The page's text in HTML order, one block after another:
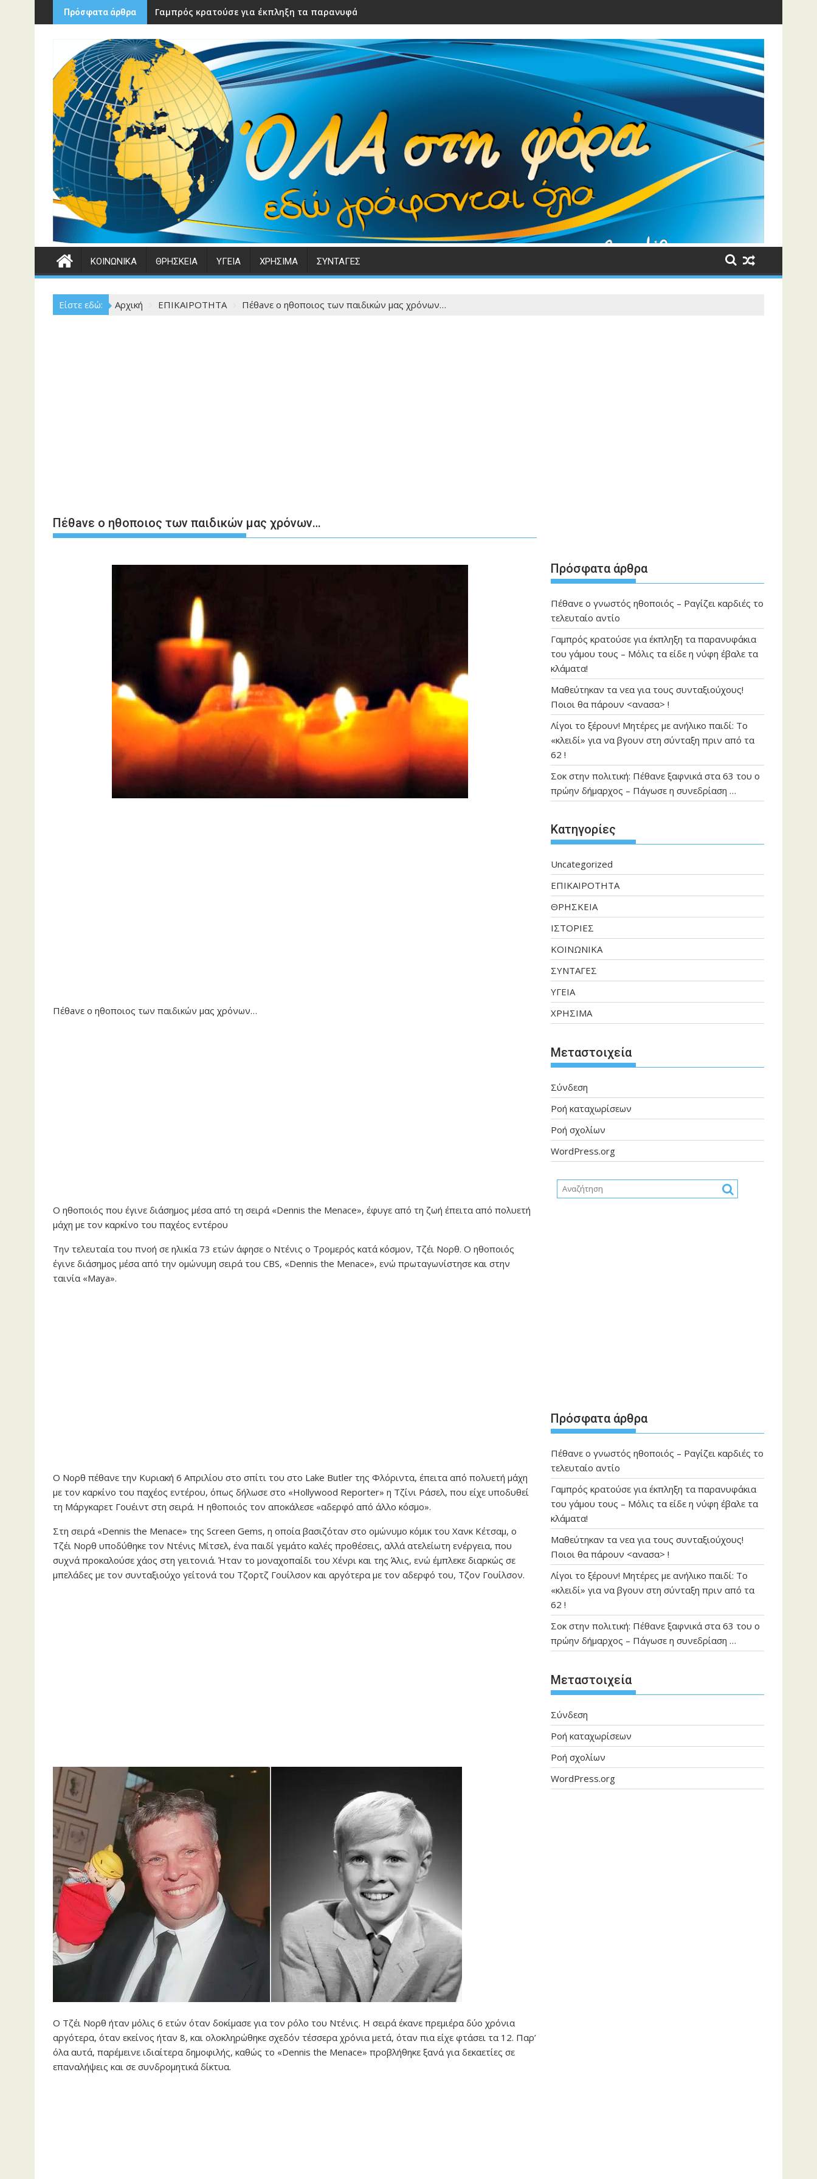
Περάστε
στο
περιεχόμενο
Πρόσφατα άρθρα Γαμπρός κρατούσε για έκπληξη τα παρανυφάκια του γάμου τους – Μόλις τα είδε η νύφη έβαλε τα κλάματα!
ΚΟΙΝΩΝΙΚΑ ΘΡΗΣΚΕΙΑ ΥΓΕΙΑ ΧΡΗΣΙΜΑ ΣΥΝΤΑΓΕΣ
Είστε εδώ: Αρχική ΕΠΙΚΑΙΡΟΤΗΤΑ Πέθaνε o ηθοποιος των παιδικών μας χρόνων…
Πέθaνε o ηθοποιος των παιδικών μας χρόνων…
Πέθaνε o ηθοποιος των παιδικών μας χρόνων…
Ο ηθοποιός που έγινε διάσημος μέσα από τη σειρά «Dennis the Menace», έφυγε από τη ζωή έπειτα από πολυετή
μάχη με τον καρκίνο του παχέος εντέρου
Την τελευταία του πνοή σε ηλικία 73 ετών άφησε ο Ντένις ο Τρομερός κατά κόσμον, Τζέι Νορθ. Ο ηθοποιός
έγινε διάσημος μέσα από την ομώνυμη σειρά του CBS, «Dennis the Menace», ενώ πρωταγωνίστησε και στην
ταινία «Maya».
Ο Νορθ πέθανε την Κυριακή 6 Απριλίου στο σπίτι του στο Lake Butler της Φλόριντα, έπειτα από πολυετή μάχη
με τον καρκίνο του παχέος εντέρου, όπως δήλωσε στο «Hollywood Reporter» η Τζίνι Ράσελ, που είχε υποδυθεί
τη Μάργκαρετ Γουέιντ στη σειρά. Η ηθοποιός τον αποκάλεσε «αδερφό από άλλο κόσμο».
Στη σειρά «Dennis the Menace» της Screen Gems, η οποία βασιζόταν στο ομώνυμο κόμικ του Χανκ Κέτσαμ, ο
Τζέι Νορθ υποδύθηκε τον Ντένις Μίτσελ, ένα παιδί γεμάτο καλές προθέσεις, αλλά ατελείωτη ενέργεια, που
συχνά προκαλούσε χάος στη γειτονιά. Ήταν το μοναχοπαίδι του Χένρι και της Άλις, ενώ έμπλεκε διαρκώς σε
μπελάδες με τον συνταξιούχο γείτονά του Τζορτζ Γουίλσον και αργότερα με τον αδερφό του, Τζον Γουίλσον.
Ο Τζέι Νορθ ήταν μόλις 6 ετών όταν δοκίμασε για τον ρόλο του Ντένις. Η σειρά έκανε πρεμιέρα δύο χρόνια
αργότερα, όταν εκείνος ήταν 8, και ολοκληρώθηκε σχεδόν τέσσερα χρόνια μετά, όταν πια είχε φτάσει τα 12. Παρ’
όλα αυτά, παρέμεινε ιδιαίτερα δημοφιλής, καθώς το «Dennis the Menace» προβλήθηκε ξανά για δεκαετίες σε
επαναλήψεις και σε συνδρομητικά δίκτυα.
Πρόσφατα άρθρα
Πέθανε ο γνωστός ηθοποιός – Ραγίζει καρδιές το
τελευταίο αντίο
Γαμπρός κρατούσε για έκπληξη τα παρανυφάκια
του γάμου τους – Μόλις τα είδε η νύφη έβαλε τα
κλάματα!
Μαθεύτηκαν τα νεα για τους συνταξιούχους!
Ποιοι θα πάρουν <ανασα> !
Λίγοι το ξέρουν! Μητέρες με ανήλικο παιδί: Το
«κλειδί» για να βγουν στη σύνταξη πριν από τα
62 !
Σοκ στην πολιτική: Πέθανε ξαφνικά στα 63 του ο
πρώην δήμαρχος – Πάγωσε η συνεδρίαση …
Kατηγορίες
Uncategorized
ΕΠΙΚΑΙΡΟΤΗΤΑ
ΘΡΗΣΚΕΙΑ
ΙΣΤΟΡΙΕΣ
ΚΟΙΝΩΝΙΚΑ
ΣΥΝΤΑΓΕΣ
ΥΓΕΙΑ
ΧΡΗΣΙΜΑ
Μεταστοιχεία
Σύνδεση
Ροή καταχωρίσεων
Ροή σχολίων
WordPress.org
Πρόσφατα άρθρα
Πέθανε ο γνωστός ηθοποιός – Ραγίζει καρδιές το
τελευταίο αντίο
Γαμπρός κρατούσε για έκπληξη τα παρανυφάκια
του γάμου τους – Μόλις τα είδε η νύφη έβαλε τα
κλάματα!
Μαθεύτηκαν τα νεα για τους συνταξιούχους!
Ποιοι θα πάρουν <ανασα> !
Λίγοι το ξέρουν! Μητέρες με ανήλικο παιδί: Το
«κλειδί» για να βγουν στη σύνταξη πριν από τα
62 !
Σοκ στην πολιτική: Πέθανε ξαφνικά στα 63 του ο
πρώην δήμαρχος – Πάγωσε η συνεδρίαση …
Μεταστοιχεία
Σύνδεση
Ροή καταχωρίσεων
Ροή σχολίων
WordPress.org